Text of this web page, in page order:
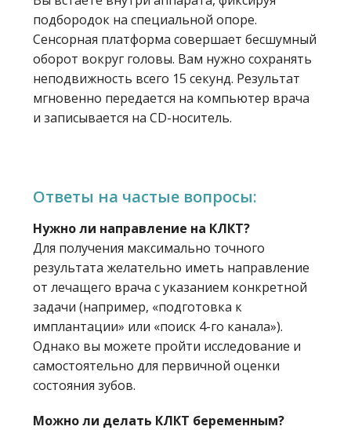
подбородок на специальной опоре.
Сенсорная платформа совершает бесшумный
оборот вокруг головы. Вам нужно сохранять
неподвижность всего 15 секунд. Результат
мгновенно передается на компьютер врача
и записывается на CD-носитель.
Ответы на частые вопросы:
Нужно ли направление на КЛКТ?
Для получения максимально точного
результата желательно иметь направление
от лечащего врача с указанием конкретной
задачи (например, «подготовка к
имплантации» или «поиск 4-го канала»).
Однако вы можете пройти исследование и
самостоятельно для первичной оценки
состояния зубов.
Можно ли делать КЛКТ беременным?